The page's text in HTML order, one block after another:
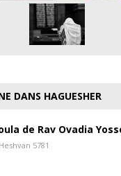
DANS HAGUESHER
de Rav Ovadia
5781